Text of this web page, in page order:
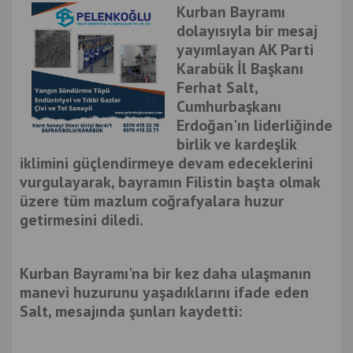
Kurban Bayramı
dolayısıyla bir mesaj
yayımlayan AK Parti
Karabük İl Başkanı
Ferhat Salt,
Cumhurbaşkanı
Erdoğan'ın liderliğinde
birlik ve kardeşlik
iklimini güçlendirmeye devam edeceklerini
vurgulayarak, bayramın Filistin başta olmak
üzere tüm mazlum coğrafyalara huzur
getirmesini diledi.
Kurban Bayramı'na bir kez daha ulaşmanın
manevi huzurunu yaşadıklarını ifade eden
Salt, mesajında şunları kaydetti: